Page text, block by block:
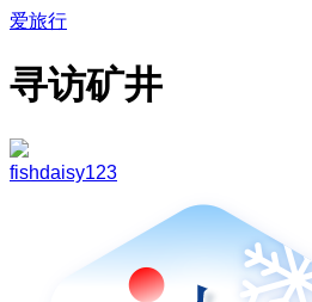
爱旅行
寻访矿井
fishdaisy123